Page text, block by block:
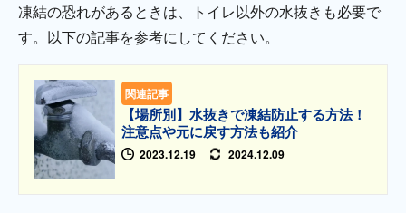
凍結の恐れがあるときは、トイレ以外の水抜きも必要で
す。以下の記事を参考にしてください。
関連記事
【場所別】水抜きで凍結防止する方法！
注意点や元に戻す方法も紹介
2023.12.19 2024.12.09